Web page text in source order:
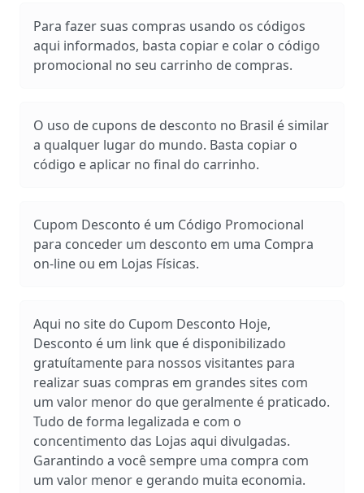
Para fazer suas compras usando os códigos
aqui informados, basta copiar e colar o código
promocional no seu carrinho de compras.
O uso de cupons de desconto no Brasil é similar
a qualquer lugar do mundo. Basta copiar o
código e aplicar no final do carrinho.
Cupom Desconto é um Código Promocional
para conceder um desconto em uma Compra
on-line ou em Lojas Físicas.
Aqui no site do Cupom Desconto Hoje,
Desconto é um link que é disponibilizado
gratuítamente para nossos visitantes para
realizar suas compras em grandes sites com
um valor menor do que geralmente é praticado.
Tudo de forma legalizada e com o
concentimento das Lojas aqui divulgadas.
Garantindo a você sempre uma compra com
um valor menor e gerando muita economia.